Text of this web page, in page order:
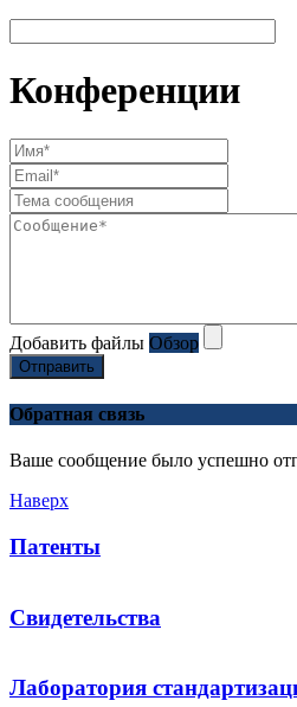
Конференции
Добавить файлы Обзор
Отправить
Обратная связь
Ваше сообщение было успешно
Наверх
Патенты
Свидетельства
Лаборатория